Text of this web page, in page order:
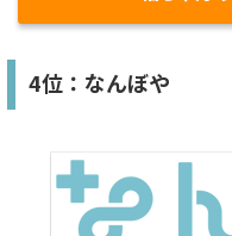
4位：なんぼや